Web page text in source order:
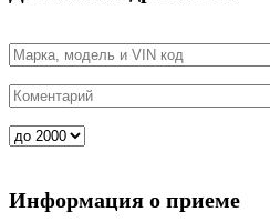
Информация о приеме